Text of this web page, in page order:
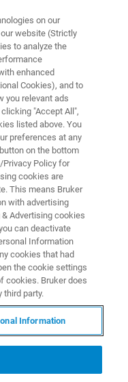
り開くナ
未来
モードは，
ードであり， 表
に分析する。こ
おける一つの課
を大幅に簡略化
析することが可
，その測定原理
デモ機での測定
する。
on our
website (Strictly
to analyze the
enhanced
Cookies), and to
you relevant ads
"Accept All",
listed above. You
preferences at any
on the bottom
Privacy Policy for
cookies are
This means Bruker
with advertising
Advertising cookies
can deactivate
Information
cookies that had
the cookie settings
cookies. Bruker does
third party.
Information